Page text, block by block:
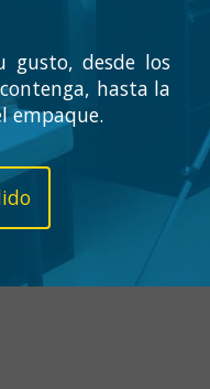
gusto, desde los
hasta la
empaque.